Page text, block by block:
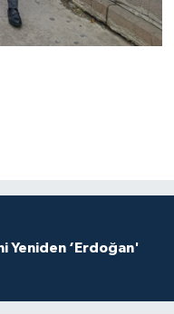
Yeniden ‘Erdoğan'